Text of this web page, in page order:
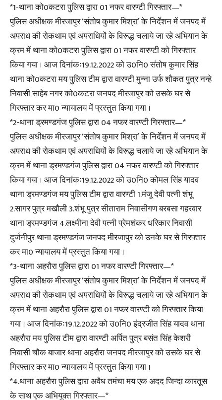
*1-थाना को0कटरा पुलिस द्वारा 01 नफर वारण्टी गिरफ्तार—*
पुलिस अधीक्षक मीरजापुर ‘संतोष कुमार मिश्रा’ के निर्देशन में जनपद में
अपराध की रोकथाम एवं अपराधियों के विरूद्ध चलाये जा रहे अभियान के
क्रम में थाना को0कटरा पुलिस द्वारा 01 नफर वारण्टी को गिरफ्तार
किया गया । आज दिनांकः19.12.2022 को उ0नि0 संतोष कुमार सिंह
थाना को0कटरा मय पुलिस टीम द्वारा वारण्टी मुन्ना उर्फ शौकत पुत्र नन्हे
निवासी साहेब नगर को0कटरा जनपद मीरजापुर को उसके घर से
गिरफ्तार कर मा0 न्यायालय में प्रस्तुत किया गया ।
*2-थाना ड्रमण्डगंज पुलिस द्वारा 04 नफर वारण्टी गिरफ्तार—*
पुलिस अधीक्षक मीरजापुर ‘संतोष कुमार मिश्रा’ के निर्देशन में जनपद में
अपराध की रोकथाम एवं अपराधियों के विरूद्ध चलाये जा रहे अभियान के
क्रम में थाना ड्रमण्डगंज पुलिस द्वारा 04 नफर वारण्टी को गिरफ्तार
किया गया । आज दिनांकः19.12.2022 को उ0नि0 कोमल सिंह यादव
थाना ड्रमण्डगंज मय पुलिस टीम द्वारा वारण्टी 1.मंजू देवी पत्नी शंभू
2.सागर पुत्र मखौली 3.शंभू पुत्र सीताराम निवासीगण बरबसा गहरवार
थाना ड्रमण्डगंज 4.लक्ष्मीना देवी पत्नी प्रेमशंकर धरिकार निवासी
दुर्जनीपुर थाना ड्रमण्डगंज जनपद मीरजापुर को उनके घर से गिरफ्तार
कर मा0 न्यायालय में प्रस्तुत किया गया ।
*3-थाना अहरौरा पुलिस द्वारा 01 नफर वारण्टी गिरफ्तार—*
पुलिस अधीक्षक मीरजापुर ‘संतोष कुमार मिश्रा’ के निर्देशन में जनपद में
अपराध की रोकथाम एवं अपराधियों के विरूद्ध चलाये जा रहे अभियान के
क्रम में थाना अहरौरा पुलिस द्वारा 01 नफर वारण्टी को गिरफ्तार किया
गया । आज दिनांकः19.12.2022 को उ0नि0 इंद्रजीत सिंह यादव थाना
अहरौरा मय पुलिस टीम द्वारा वारण्टी अर्पित पुत्र बसंत सिंह केशरी
निवासी चौक बाजार थाना अहरौरा जनपद मीरजापुर को उसके घर से
गिरफ्तार कर मा0 न्यायालय में प्रस्तुत किया गया ।
*4.थाना अहरौरा पुलिस द्वारा अवैध तमंचा मय एक अदद जिन्दा कारतूस
के साथ एक अभियुक्त गिरफ्तार—*